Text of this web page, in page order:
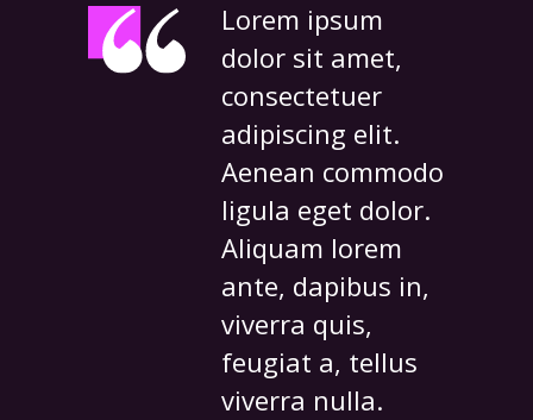
Lorem ipsum
dolor sit amet,
consectetuer
adipiscing elit.
Aenean commodo
ligula eget dolor.
Aliquam lorem
ante, dapibus in,
viverra quis,
feugiat a, tellus
viverra nulla.